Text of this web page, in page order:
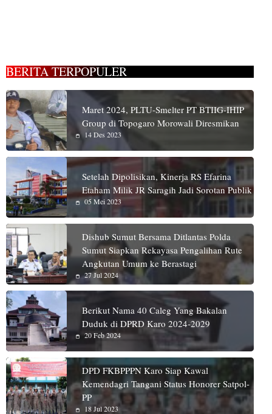
BERITA TERPOPULER
Maret 2024, PLTU-Smelter PT BTIIG-IHIP
Group di Topogaro Morowali Diresmikan
14 Des 2023
Setelah Dipolisikan, Kinerja RS Efarina
Etaham Milik JR Saragih Jadi Sorotan Publik
05 Mei 2023
Dishub Sumut Bersama Ditlantas Polda
Sumut Siapkan Rekayasa Pengalihan Rute
Angkutan Umum ke Berastagi
27 Jul 2024
Berikut Nama 40 Caleg Yang Bakalan
Duduk di DPRD Karo 2024-2029
20 Feb 2024
DPD FKBPPPN Karo Siap Kawal
Kemendagri Tangani Status Honorer Satpol-
PP
18 Jul 2023